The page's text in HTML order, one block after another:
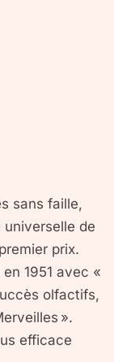
sans faille,
universelle de
prix.
1951 avec «
olfactifs,
».
efficace